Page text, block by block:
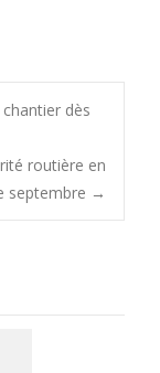
dès
routière en
septembre →